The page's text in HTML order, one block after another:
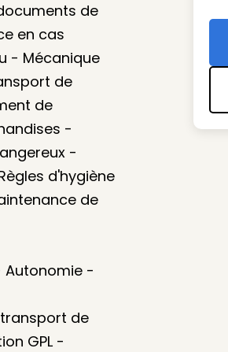
de
en cas
- Mécanique
de
de
-
-
d'hygiène
de
Autonomie -
de
GPL -